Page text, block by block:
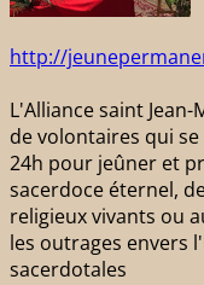
http://
L'Alliance saint
de volontaires qui
24h pour jeûner et
sacerdoce éternel,
religieux vivants ou
les outrages envers
sacerdotales